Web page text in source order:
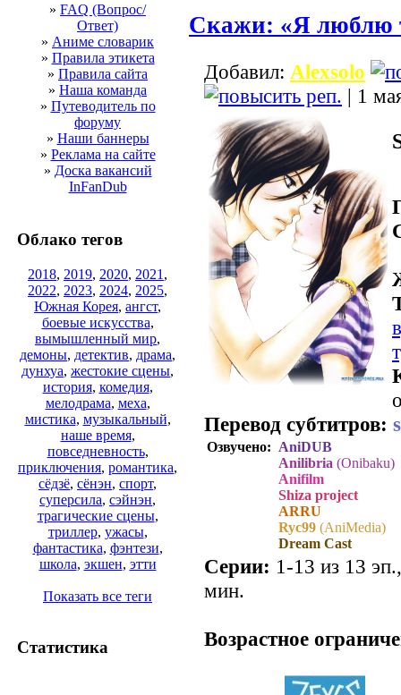
» FAQ (Вопрос/
Ответ)
» Аниме словарик
» Правила этикета
» Правила сайта
» Наша команда
» Путеводитель по
форуму
» Наши баннеры
» Реклама на сайте
» Доска вакансий
InFanDub
Облако тегов
2018, 2019, 2020, 2021 ,
2022, 2023, 2024, 2025,
Южная Корея, ангст,
боевые искусства,
вымышленный мир,
демоны, детектив, драма,
дунхуа, жестокие сцены,
история, комедия,
мелодрама, меха,
мистика, музыкальный,
наше время,
повседневность,
приключения, романтика,
сёдзё, сёнэн, спорт,
суперсила, сэйнэн,
трагические сцены,
триллер, ужасы,
фантастика, фэнтези,
школа, экшен, этти
Показать все теги
Статистика
Скажи: «Я люблю
Добавил: Alexsolo
| 1
Перевод субтитров:
Озвучено: AniDUB
Anilibria (Onibaku)
Anifilm
Shiza project
ARRU
Ryc99 (AniMedia)
Dream Cast
Серии: 1-13 из 13
мин.
Возрастное